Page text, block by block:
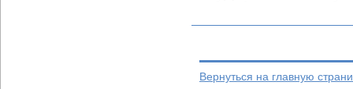
Вернуться на главную